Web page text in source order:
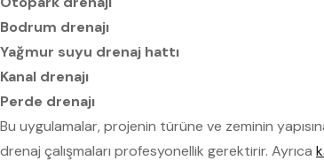
Bodrum drenajı
Yağmur suyu drenaj hattı
Kanal drenajı
Perde drenajı
Bu uygulamalar, projenin türüne ve zeminin
drenaj çalışmaları profesyonellik gerektirir. Ayrıca